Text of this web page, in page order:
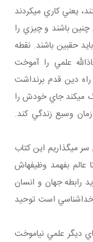
يعني کاري مي کردند
باشند و چيزي را
حق بين باشند. نقطه
علمي را آموخت
دين قدم برنداشت
مي کند جاي خودش را
وسيع زندگي کند.
مي گذاريم اين کتاب
عالم بفهمد وظيفه اش
رابطه جهان و انسان
خداشناسي است توحيد
ديگر علمي نياموخت